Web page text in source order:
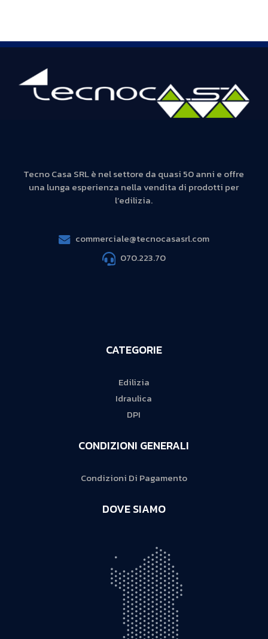
Tecno Casa SRL è nel settore da quasi 50 anni e offre
una lunga esperienza nella vendita di prodotti per
l’edilizia.
commerciale@tecnocasasrl.com
070.223.70
CATEGORIE
Edilizia
Idraulica
DPI
CONDIZIONI GENERALI
Condizioni Di Pagamento
DOVE SIAMO